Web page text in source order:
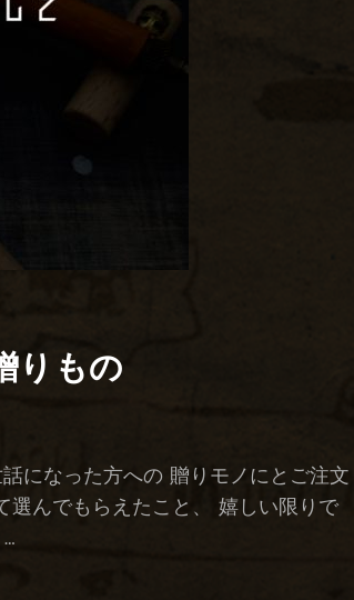
りもの
になった方への 贈りモノにとご注文
選んでもらえたこと、 嬉しい限りで